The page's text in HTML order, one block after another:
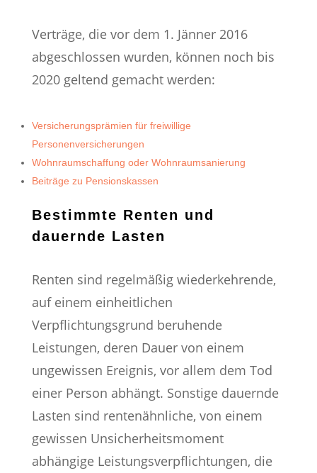
Verträge, die vor dem 1. Jänner 2016
abgeschlossen wurden, können noch bis
2020 geltend gemacht werden:
Versicherungsprämien für freiwillige
Personenversicherungen
Wohnraumschaffung oder Wohnraumsanierung
Beiträge zu Pensionskassen
Bestimmte Renten und
dauernde Lasten
Renten sind regelmäßig wiederkehrende,
auf einem einheitlichen
Verpflichtungsgrund beruhende
Leistungen, deren Dauer von einem
ungewissen Ereignis, vor allem dem Tod
einer Person abhängt. Sonstige dauernde
Lasten sind rentenähnliche, von einem
gewissen Unsicherheitsmoment
abhängige Leistungsverpflichtungen, die